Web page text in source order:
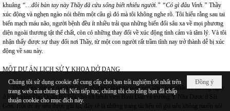
khuâng “…đôi bàn tay này Thầy đã cứu sống biết nhiêu người.” “Có gì đâu Vinh.” Thầy
xúc động và nghẹn ngào nói thêm một câu gì đó mà tôi không nghe rõ. Tôi hiểu rằng sau tai
biến mạch máu não, người bệnh đều ít nhiều trải qua những biến đổi sâu xa về mọi phương
diện ngoài thương tật thể chất, còn có những thay đổi về xúc động tình cảm và tâm lý. Và tôi
nhận thấy được sự thay đổi nơi Thầy, từ một con người rất trầm tĩnh nay trở thành dễ bị xúc
động về sau này.
MỘT DỰ ÁN LỊCH SỬ Y KHOA DỞ DANG
Thầy Tâm còn rất minh mẫn, trí nhớ hầu như nguyên vẹn khi Thầy nhắc về những ngày
ở bệnh viện Phủ Doãn Hà Nội cho tới bệnh viện Bình Dân và trường Y Nha Dược ở Sài
Gòn. Hồi ức ấy nếu được ghi lại, đây sẽ là những trang tài liệu vô giá nếu không muốn nói
Đồng ý
Chúng tôi sử dụng cookie để cung cấp cho bạn trải nghiệm tốt nhất trên
trang web của chúng tôi. Nếu tiếp tục, chúng tôi cho rằng bạn đã chấp
thuận cookie cho mục đích này.